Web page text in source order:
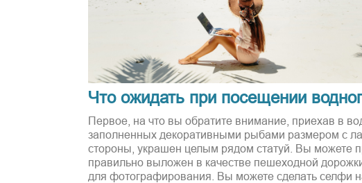
Что ожидать при посещении
Первое, на что вы обратите внимание, приехав в
заполненных декоративными рыбами размером с
стороны, украшен целым рядом статуй. Вы можете
правильно выложен в качестве пешеходной
для фотографирования. Вы можете сделать селфи